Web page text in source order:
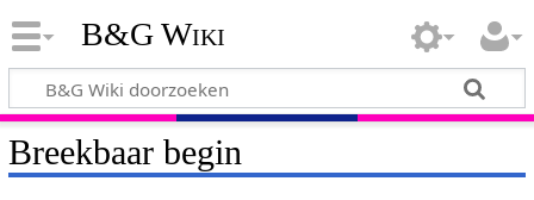
B&G Wiki
Breekbaar begin